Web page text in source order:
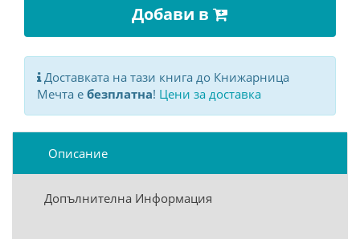
Добави в
Доставката на тази книга до Книжарница
Мечта е безплатна! Цени за доставка
Описание
Допълнителна Информация